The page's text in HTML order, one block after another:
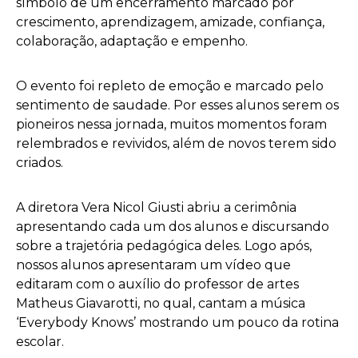
crescimento, aprendizagem, amizade, confiança,
colaboração, adaptação e empenho.
O evento foi repleto de emoção e marcado pelo
sentimento de saudade. Por esses alunos serem os
pioneiros nessa jornada, muitos momentos foram
relembrados e revividos, além de novos terem sido
criados.
A diretora Vera Nicol Giusti abriu a cerimônia
apresentando cada um dos alunos e discursando
sobre a trajetória pedagógica deles. Logo após,
nossos alunos apresentaram um vídeo que
editaram com o auxílio do professor de artes
Matheus Giavarotti, no qual, cantam a música
‘Everybody Knows’ mostrando um pouco da rotina
escolar.